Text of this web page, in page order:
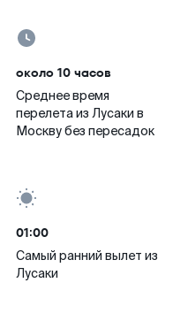
около 10 часов
Среднее время
перелета из Лусаки в
Москву без пересадок
01:00
Самый ранний вылет из
Лусаки